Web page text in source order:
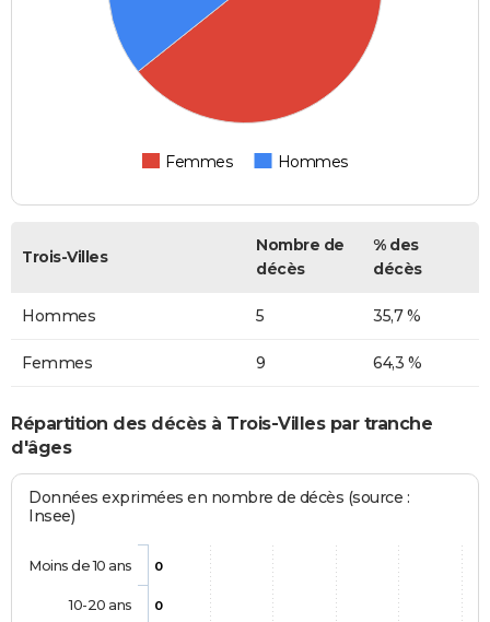
Femmes Hommes
Trois-Villes
Nombre de
décès
% des
décès
Hommes 5 35,7 %
Femmes 9 64,3 %
Répartition des décès à Trois-Villes par tranche
d'âges
Données exprimées en nombre de décès (source :
Insee)
0
0
Moins de 10 ans
10-20 ans